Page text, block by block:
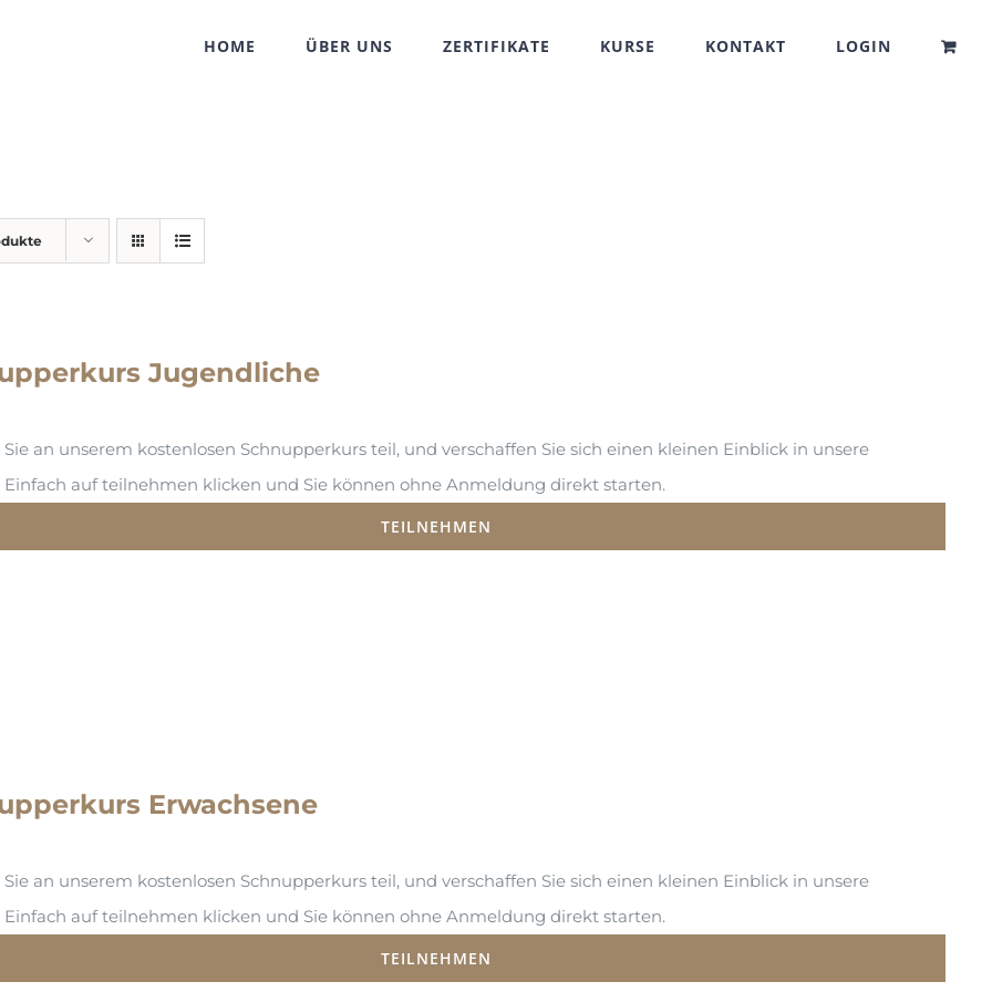
HOME ÜBER UNS ZERTIFIKATE KURSE KONTAKT LOGIN
Jugendliche
an unserem kostenlosen Schnupperkurs teil, und verschaffen Sie sich einen kleinen Einblick in unsere
Einfach auf teilnehmen klicken und Sie können ohne Anmeldung direkt starten.
TEILNEHMEN
Erwachsene
an unserem kostenlosen Schnupperkurs teil, und verschaffen Sie sich einen kleinen Einblick in unsere
Einfach auf teilnehmen klicken und Sie können ohne Anmeldung direkt starten.
TEILNEHMEN